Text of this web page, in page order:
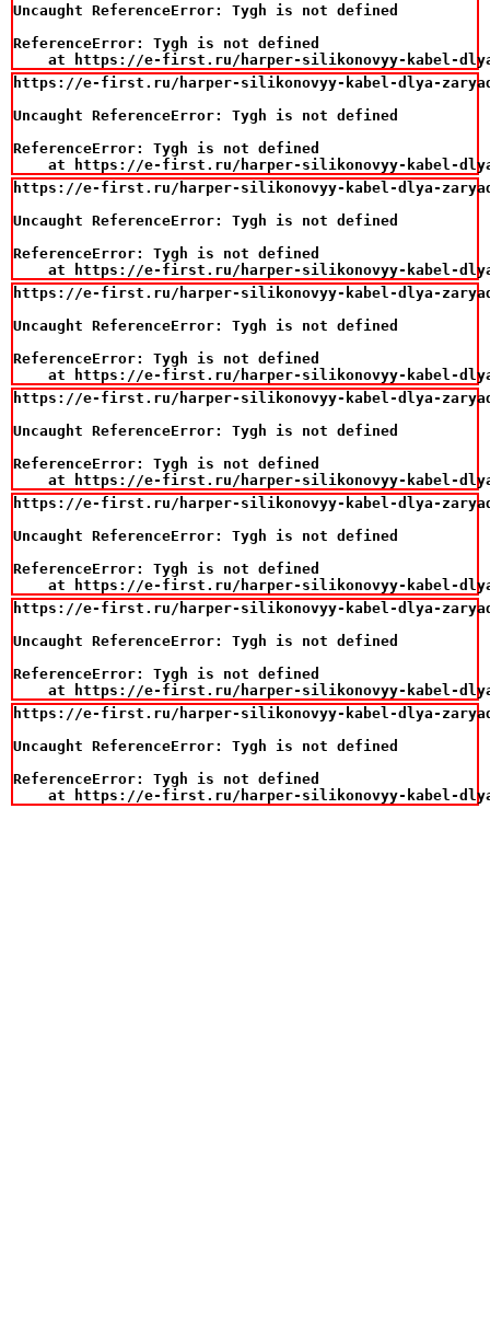
Uncaught ReferenceError: Tygh is not defined
ReferenceError: Tygh is not defined
at https://e-first.ru/harper-silikonovyy-kabel-
https://e-first.ru/harper-silikonovyy-kabel-dlya-
Uncaught ReferenceError: Tygh is not defined
ReferenceError: Tygh is not defined
at https://e-first.ru/harper-silikonovyy-kabel-
https://e-first.ru/harper-silikonovyy-kabel-dlya-
Uncaught ReferenceError: Tygh is not defined
ReferenceError: Tygh is not defined
at https://e-first.ru/harper-silikonovyy-kabel-
https://e-first.ru/harper-silikonovyy-kabel-dlya-
Uncaught ReferenceError: Tygh is not defined
ReferenceError: Tygh is not defined
at https://e-first.ru/harper-silikonovyy-kabel-
https://e-first.ru/harper-silikonovyy-kabel-dlya-
Uncaught ReferenceError: Tygh is not defined
ReferenceError: Tygh is not defined
at https://e-first.ru/harper-silikonovyy-kabel-
https://e-first.ru/harper-silikonovyy-kabel-dlya-
Uncaught ReferenceError: Tygh is not defined
ReferenceError: Tygh is not defined
at https://e-first.ru/harper-silikonovyy-kabel-
https://e-first.ru/harper-silikonovyy-kabel-dlya-
Uncaught ReferenceError: Tygh is not defined
ReferenceError: Tygh is not defined
at https://e-first.ru/harper-silikonovyy-kabel-
https://e-first.ru/harper-silikonovyy-kabel-dlya-
Uncaught ReferenceError: Tygh is not defined
ReferenceError: Tygh is not defined
at https://e-first.ru/harper-silikonovyy-kabel-